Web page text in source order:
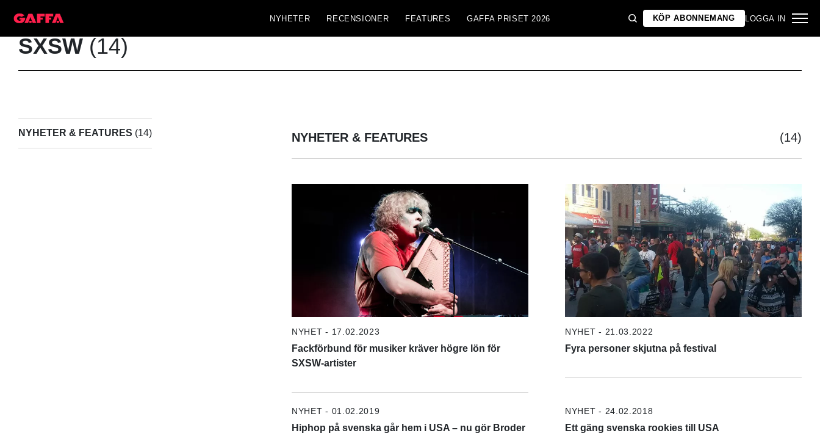
NYHETER RECENSIONER FEATURES GAFFA PRISET 2026 KÖP ABONNEMANG LOGGA IN
SXSW (14)
NYHETER & FEATURES (14) NYHETER & FEATURES (14)
NYHET - 17.02.2023
Fackförbund för musiker kräver högre lön för
SXSW-artister
NYHET - 21.03.2022
Fyra personer skjutna på festival
NYHET - 01.02.2019
Hiphop på svenska går hem i USA – nu gör Broder
NYHET - 24.02.2018
Ett gäng svenska rookies till USA